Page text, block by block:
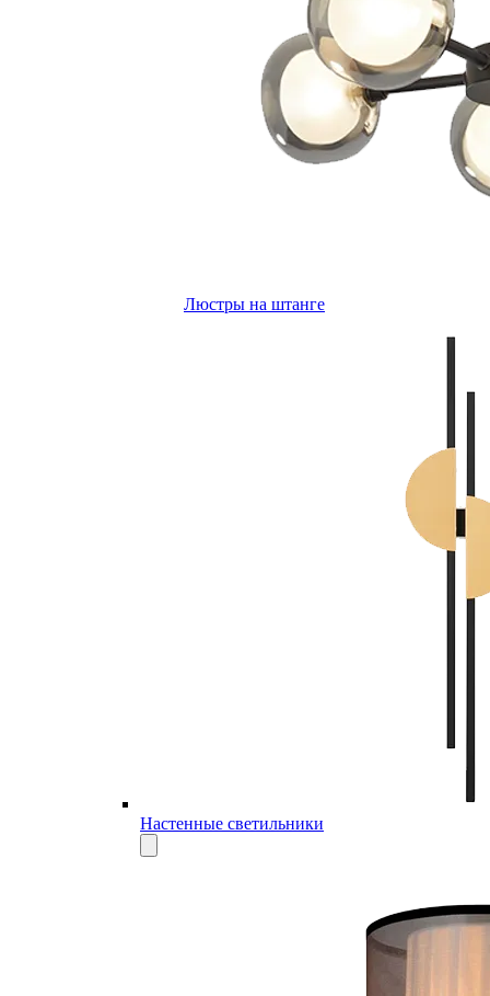
Люстры на штанге
Настенные светильники